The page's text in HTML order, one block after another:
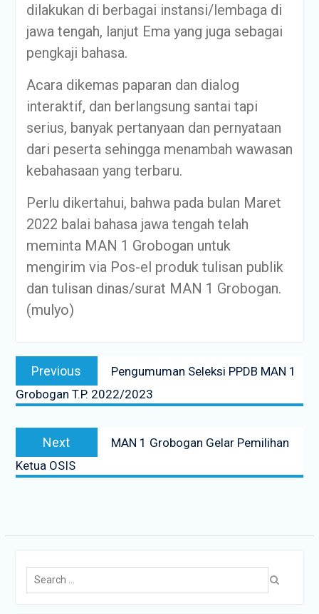
dilakukan di berbagai instansi/lembaga di
jawa tengah, lanjut Ema yang juga sebagai
pengkaji bahasa.
Acara dikemas paparan dan dialog
interaktif, dan berlangsung santai tapi
serius, banyak pertanyaan dan pernyataan
dari peserta sehingga menambah wawasan
kebahasaan yang terbaru.
Perlu dikertahui, bahwa pada bulan Maret
2022 balai bahasa jawa tengah telah
meminta MAN 1 Grobogan untuk
mengirim via Pos-el produk tulisan publik
dan tulisan dinas/surat MAN 1 Grobogan.
(mulyo)
Previous
Pengumuman Seleksi PPDB MAN 1
Grobogan T.P. 2022/2023
Next
MAN 1 Grobogan Gelar Pemilihan
Ketua OSIS